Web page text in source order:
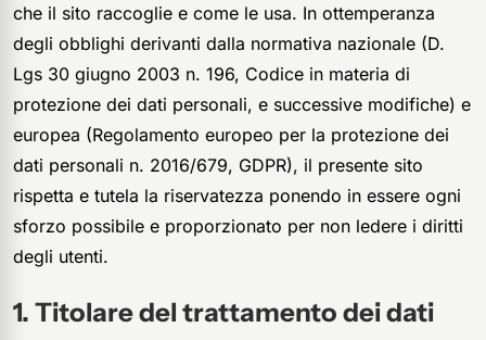
che il sito raccoglie e come le usa. In ottemperanza
degli obblighi derivanti dalla normativa nazionale (D.
Lgs 30 giugno 2003 n. 196, Codice in materia di
protezione dei dati personali, e successive modifiche) e
europea (Regolamento europeo per la protezione dei
dati personali n. 2016/679, GDPR), il presente sito
rispetta e tutela la riservatezza ponendo in essere ogni
sforzo possibile e proporzionato per non ledere i diritti
degli utenti.
Titolare del trattamento dei dati